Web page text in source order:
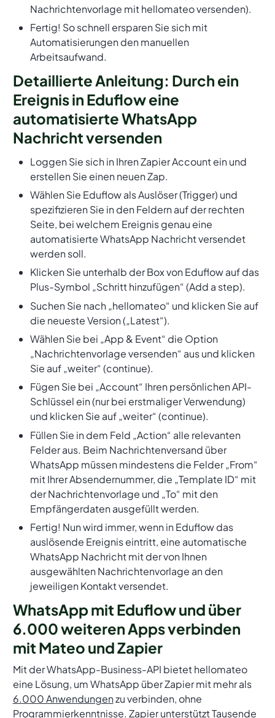
Nachrichtenvorlage mit hellomateo versenden).
Fertig! So schnell ersparen Sie sich mit
Automatisierungen den manuellen
Arbeitsaufwand.
Detaillierte Anleitung: Durch ein
Ereignis in Eduflow eine
automatisierte WhatsApp
Nachricht versenden
Loggen Sie sich in Ihren Zapier Account ein und
erstellen Sie einen neuen Zap.
Wählen Sie Eduflow als Auslöser (Trigger) und
spezifizieren Sie in den Feldern auf der rechten
Seite, bei welchem Ereignis genau eine
automatisierte WhatsApp Nachricht versendet
werden soll.
Klicken Sie unterhalb der Box von Eduflow auf das
Plus-Symbol „Schritt hinzufügen“ (Add a step).
Suchen Sie nach „hellomateo“ und klicken Sie auf
die neueste Version („Latest“).
Wählen Sie bei „App & Event“ die Option
„Nachrichtenvorlage versenden“ aus und klicken
Sie auf „weiter“ (continue).
Fügen Sie bei „Account“ Ihren persönlichen API-
Schlüssel ein (nur bei erstmaliger Verwendung)
und klicken Sie auf „weiter“ (continue).
Füllen Sie in dem Feld „Action“ alle relevanten
Felder aus. Beim Nachrichtenversand über
WhatsApp müssen mindestens die Felder „From“
mit Ihrer Absendernummer, die „Template ID“ mit
der Nachrichtenvorlage und „To“ mit den
Empfängerdaten ausgefüllt werden.
Fertig! Nun wird immer, wenn in Eduflow das
auslösende Ereignis eintritt, eine automatische
WhatsApp Nachricht mit der von Ihnen
ausgewählten Nachrichtenvorlage an den
jeweiligen Kontakt versendet.
WhatsApp mit Eduflow und über
6.000 weiteren Apps verbinden
mit Mateo und Zapier
Mit der WhatsApp-Business-API bietet hellomateo
eine Lösung, um WhatsApp über Zapier mit mehr als
6.000 Anwendungenzu verbinden, ohne
Programmierkenntnisse. Zapier unterstützt Tausende